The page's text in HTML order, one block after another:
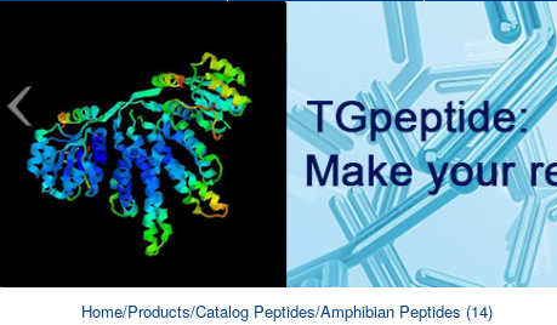
Home/Products/Catalog Peptides/Amphibian Peptides (14)